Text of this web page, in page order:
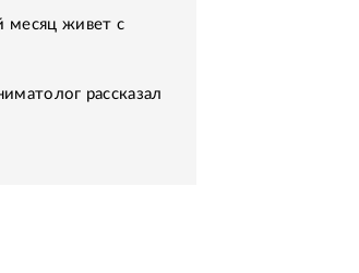
месяц живет с
рассказал